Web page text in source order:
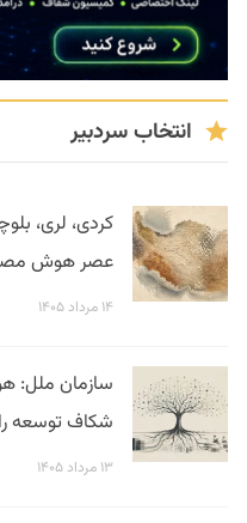
انتخاب سردبیر
کردی، لری،
عصر هوش
۱۴ مرداد ۱۴۰۵
سازمان ملل:
شکاف توسعه
۱۳ مرداد ۱۴۰۵